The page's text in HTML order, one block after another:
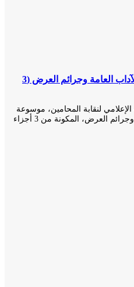
موسوعة الجرائم المخلة بالآداب العامة وجرائم العرض (3
لنقابة المحامين، موسوعة
الجرائم المخلة بالآداب العامة وجرائم العرض، المكونة من 3 أجزاء